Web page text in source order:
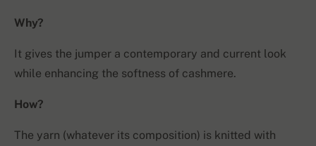
Why?
It gives the jumper a contemporary and current look
while enhancing the softness of cashmere.
How?
The yarn (whatever its composition) is knitted with